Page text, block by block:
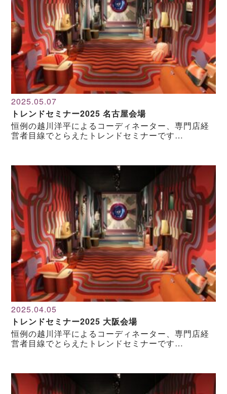
2025.05.07
トレンドセミナー2025 名古屋会場
恒例の越川洋平によるコーディネーター、専門店経
営者目線でとらえたトレンドセミナーです…
2025.04.05
トレンドセミナー2025 大阪会場
恒例の越川洋平によるコーディネーター、専門店経
営者目線でとらえたトレンドセミナーです…